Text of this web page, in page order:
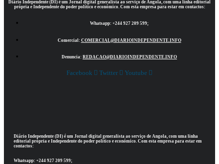
Diário Independente (DI) é um Jornal digital generalista ao serviço de Angola, com uma linha editorial
própria e Independente do poder político e económico. Com esta empresa para estar em contactos:
Whatsapp: +244 927 209 599;
Comercial: COMERCIAL@DIARIOINDEPENDENTE.INFO
Denuncia: REDACAO@DIARIOINDEPENDENTE.INFO
Facebook Twitter Youtube
Diário Independente (DI) é um Jornal digital generalista ao serviço de Angola, com uma linha
editorial própria e Independente do poder político e económico. Com esta empresa para estar em
contactos:
Whatsapp: +244 927 209 599;